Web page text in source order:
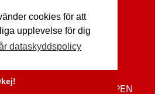
cookies för att
upplevelse för dig
dataskyddspolicy
TILL TOPPEN